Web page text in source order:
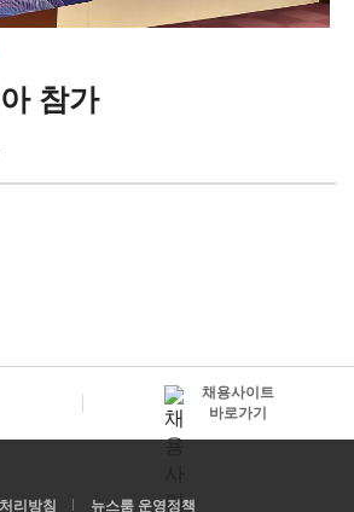
참가
채용사이트
바로가기
리방침 뉴스룸 운영정책